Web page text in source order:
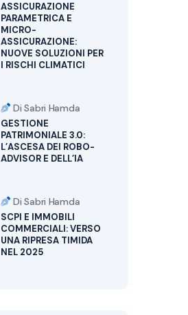
ASSICURAZIONE
PARAMETRICA E
MICRO-
ASSICURAZIONE:
NUOVE SOLUZIONI PER
I RISCHI CLIMATICI
Di Sabri Hamda
GESTIONE
PATRIMONIALE 3.0:
L’ASCESA DEI ROBO-
ADVISOR E DELL’IA
Di Sabri Hamda
SCPI E IMMOBILI
COMMERCIALI: VERSO
UNA RIPRESA TIMIDA
NEL 2025